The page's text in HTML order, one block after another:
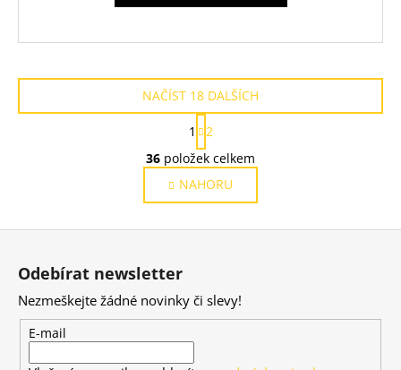
O
v
l
á
d
p
r
NAČÍST 18 DALŠÍCH
S
t
r
á
n
k
í
1
2
36 položek celkem
NAHORU
Odebírat newsletter
Nezmeškejte žádné novinky či slevy!
E-mail